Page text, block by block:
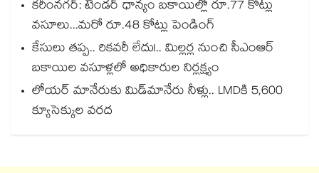
కరీంనగర్: టెండర్ ధాన్యం బకాయిల్లో రూ.77 కోట్లు
వసూలు...మరో రూ.48 కోట్లు పెండింగ్
కేసులు తప్ప.. రికవరీ లేదు!.. మిల్లర్ల నుంచి సీఎంఆర్
బకాయిల వసూళ్లలో అధికారుల నిర్లక్ష్యం
లోయర్‌‌‌‌ మానేరుకు మిడ్‌‌మానేరు నీళ్లు.. LMDకి 5,600
క్యూసెక్కుల వరద